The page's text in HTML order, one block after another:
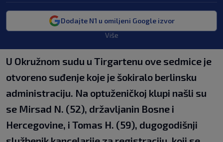
Dodajte N1 u omiljeni Google izvor
Više
U Okružnom sudu u Tirgartenu ove sedmice je
otvoreno suđenje koje je šokiralo berlinsku
administraciju. Na optuženičkoj klupi našli su
se Mirsad N. (52), državljanin Bosne i
Hercegovine, i Tomas H. (59), dugogodišnji